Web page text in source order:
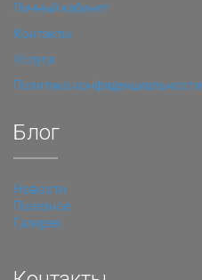
Личный кабинет
Контакты
Услуги
Политика конфиденциальности
Блог
Новости
Полезное
Галерея